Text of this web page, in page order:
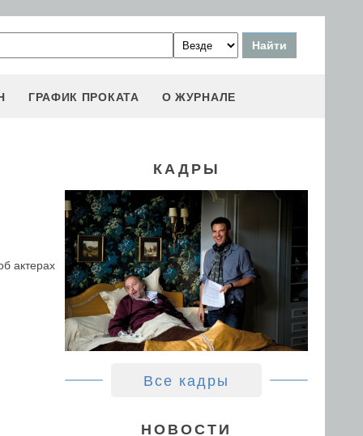
ГРАФИК ПРОКАТА О ЖУРНАЛЕ
актерах
КАДРЫ
Все кадры
НОВОСТИ